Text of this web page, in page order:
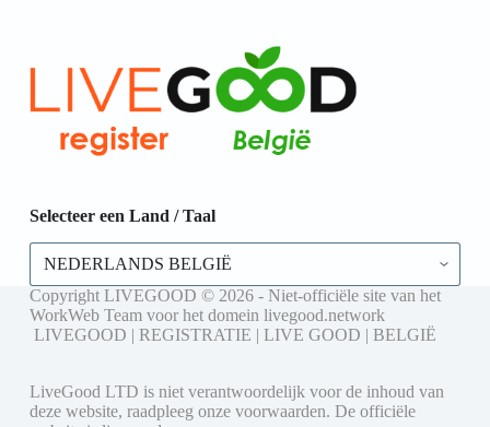
Selecteer een Land / Taal
Selecteer
een
Land
/
Taal
Copyright LIVEGOOD © 2026 - Niet-officiële site van het
WorkWeb Team voor het domein livegood.network
LIVEGOOD | REGISTRATIE | LIVE GOOD | BELGIË
LiveGood LTD is niet verantwoordelijk voor de inhoud van
deze website, raadpleeg onze voorwaarden. De officiële